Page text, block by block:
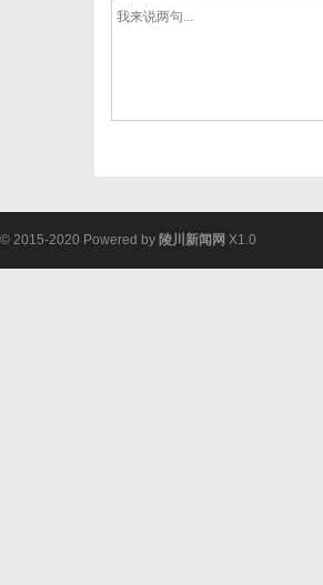
© 2015-2020 Powered by 陵川新闻网 X1.0